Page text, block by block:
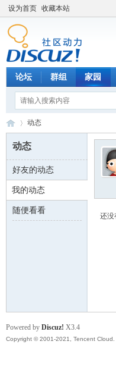
设为首页 收藏本站
论坛 群组 家园
数 ›
动态
动态
好友的动态
我的动态
随便看看
还没
Powered by Discuz! X3.4
Copyright © 2001-2021, Tencent Cloud.